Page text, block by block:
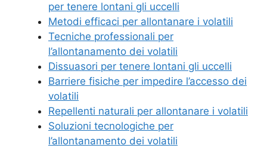
per tenere lontani gli uccelli
Metodi efficaci per allontanare i volatili
Tecniche professionali per
l’allontanamento dei volatili
Dissuasori per tenere lontani gli uccelli
Barriere fisiche per impedire l’accesso dei
volatili
Repellenti naturali per allontanare i volatili
Soluzioni tecnologiche per
l’allontanamento dei volatili